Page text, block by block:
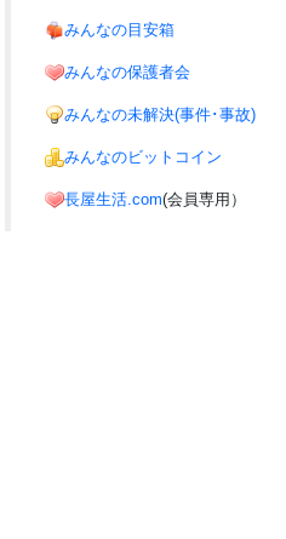
みんなの目安箱
みんなの保護者会
みんなの未解決(事件･事故)
みんなのビットコイン
長屋生活.com(会員専用）